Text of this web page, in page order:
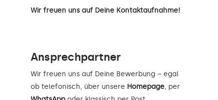
Wir freuen uns auf Deine Kontaktaufnahme!
Ansprechpartner
Wir freuen uns auf Deine Bewerbung – egal
ob telefonisch, über unsere Homepage, per